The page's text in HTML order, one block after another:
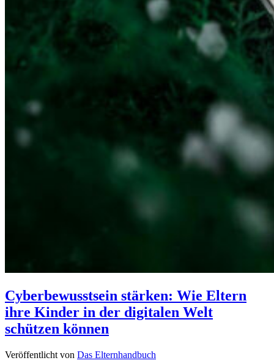
Cyberbewusstsein stärken: Wie Eltern
ihre Kinder in der digitalen Welt
schützen können
Veröffentlicht von Das Elternhandbuch